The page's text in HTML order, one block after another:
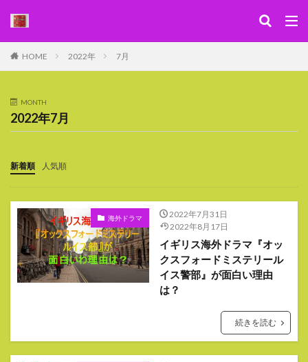
HOME 2022年 7月
MONTH
2022年7月
新着順 人気順
海外ドラマ
2022年7月31日
2022年8月17日
イギリス海外ドラマ『オッ
クスフォードミステリール
イス警部』が面白い理由
は？
続きを読む
WEB デザイン SEO
カテゴリー